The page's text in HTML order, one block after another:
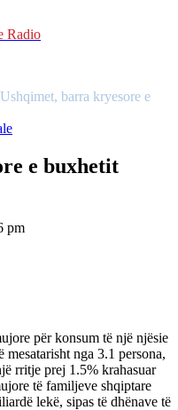
Radio
Ushqimet, barra kryesore e
e buxhetit
pm
për konsum të një njësie
nga 3.1 persona,
rritje prej 1.5% krahasuar
të familjeve shqiptare
lekë, sipas të dhënave të